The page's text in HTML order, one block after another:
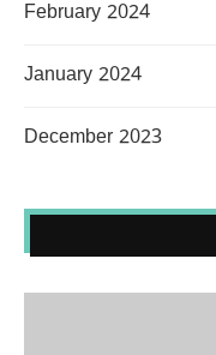
February 2024
January 2024
December 2023